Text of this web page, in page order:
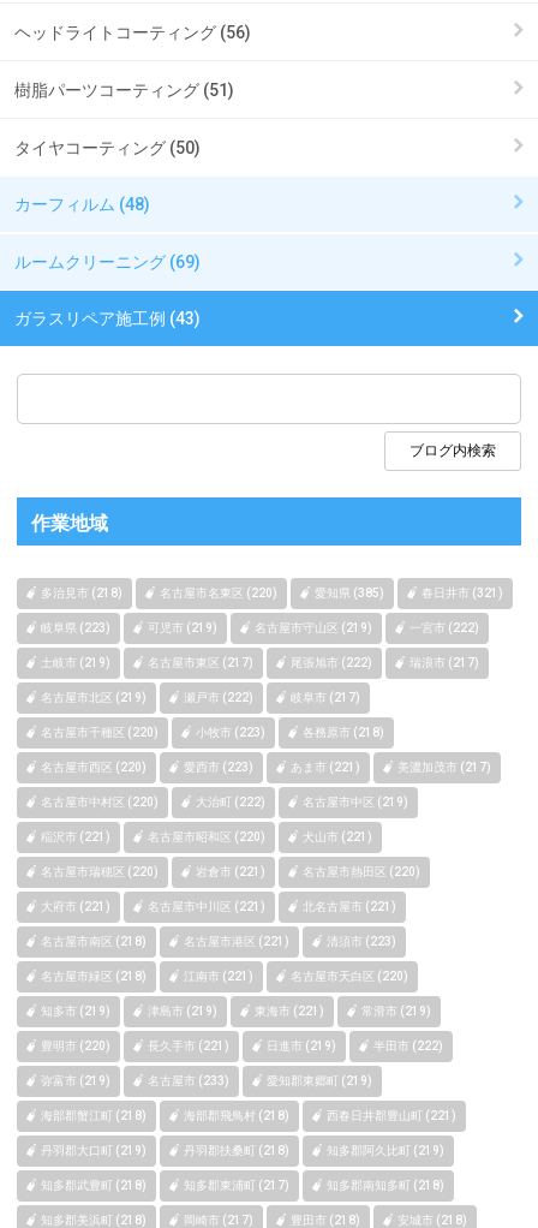
ヘッドライトコーティング (56)
樹脂パーツコーティング (51)
タイヤコーティング (50)
カーフィルム (48)
ルームクリーニング (69)
ガラスリペア施工例 (43)
作業地域
多治見市 (218) 名古屋市名東区 (220) 愛知県 (385) 春日井市 (321)
岐阜県 (223) 可児市 (219) 名古屋市守山区 (219) 一宮市 (222)
土岐市 (219) 名古屋市東区 (217) 尾張旭市 (222) 瑞浪市 (217)
名古屋市北区 (219) 瀬戸市 (222) 岐阜市 (217)
名古屋市千種区 (220) 小牧市 (223) 各務原市 (218)
名古屋市西区 (220) 愛西市 (223) あま市 (221) 美濃加茂市 (217)
名古屋市中村区 (220) 大治町 (222) 名古屋市中区 (219)
稲沢市 (221) 名古屋市昭和区 (220) 犬山市 (221)
名古屋市瑞穂区 (220) 岩倉市 (221) 名古屋市熱田区 (220)
大府市 (221) 名古屋市中川区 (221) 北名古屋市 (221)
名古屋市南区 (218) 名古屋市港区 (221) 清須市 (223)
名古屋市緑区 (218) 江南市 (221) 名古屋市天白区 (220)
知多市 (219) 津島市 (219) 東海市 (221) 常滑市 (219)
豊明市 (220) 長久手市 (221) 日進市 (219) 半田市 (222)
弥富市 (219) 名古屋市 (233) 愛知郡東郷町 (219)
海部郡蟹江町 (218) 海部郡飛鳥村 (218) 西春日井郡豊山町 (221)
丹羽郡大口町 (219) 丹羽郡扶桑町 (218) 知多郡阿久比町 (219)
知多郡武豊町 (218) 知多郡東浦町 (217) 知多郡南知多町 (218)
知多郡美浜町 (218) 岡崎市 (217) 豊田市 (218) 安城市 (218)